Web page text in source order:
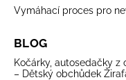
Vymáhací proces pro
BLOG
Kočárky, autosedačky z
– Dětský obchůdek